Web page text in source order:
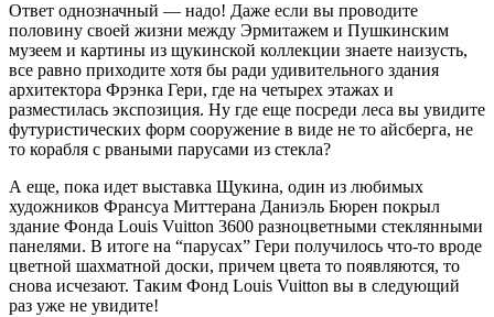
Ответ однозначный — надо! Даже если вы проводите
половину своей жизни между Эрмитажем и Пушкинским
музеем и картины из щукинской коллекции знаете наизусть,
все равно приходите хотя бы ради удивительного здания
архитектора Фрэнка Гери, где на четырех этажах и
разместилась экспозиция. Ну где еще посреди леса вы увидите
футуристических форм сооружение в виде не то айсберга, не
то корабля с рваными парусами из стекла?
А еще, пока идет выставка Щукина, один из любимых
художников Франсуа Миттерана Даниэль Бюрен покрыл
здание Фонда Louis Vuitton 3600 разноцветными стеклянными
панелями. В итоге на “парусах” Гери получилось что-то вроде
цветной шахматной доски, причем цвета то появляются, то
снова исчезают. Таким Фонд Louis Vuitton вы в следующий
раз уже не увидите!